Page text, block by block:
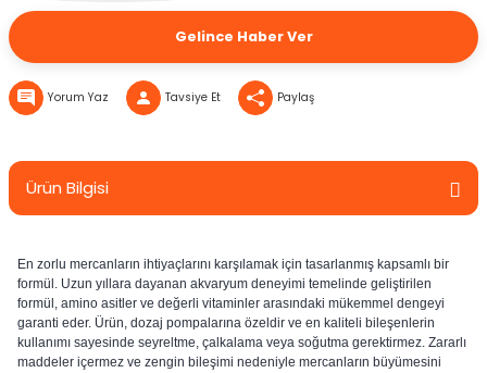
Gelince Haber Ver
Yorum Yaz Tavsiye Et Paylaş
Ürün Bilgisi
En zorlu mercanların ihtiyaçlarını karşılamak için tasarlanmış kapsamlı bir
formül. Uzun yıllara dayanan akvaryum deneyimi temelinde geliştirilen
formül, amino asitler ve değerli vitaminler arasındaki mükemmel dengeyi
garanti eder. Ürün, dozaj pompalarına özeldir ve en kaliteli bileşenlerin
kullanımı sayesinde seyreltme, çalkalama veya soğutma gerektirmez. Zararlı
maddeler içermez ve zengin bileşimi nedeniyle mercanların büyümesini